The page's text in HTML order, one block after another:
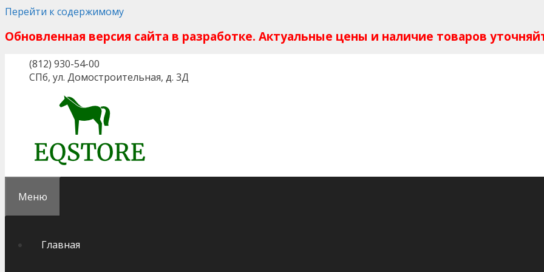
Перейти к содержимому
Обновленная версия сайта в разработке. Актуальные цены и наличие товаров
(812) 930-54-00
СПб, ул. Домостроительная, д. 3Д
Меню
Главная